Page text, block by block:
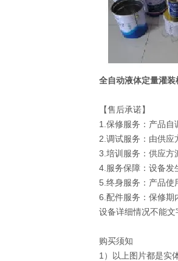
全自动液体定量灌
【售后承诺】
1.保修服务：产品自
2.调试服务：由供应
3.培训服务：供应方
4.服务保障：设备发
5.终身服务：产品使
6.配件服务：保修期
设备详细情况不能
购买须知
1）以上图片都是实